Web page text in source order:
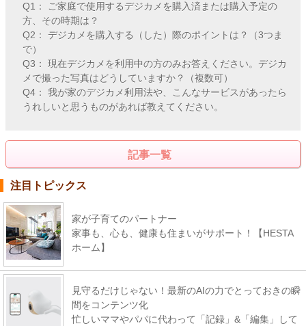
Q1： ご家庭で使用するデジカメを購入済または購入予定の
方、その時期は？
Q2： デジカメを購入する（した）際のポイントは？（3つま
で）
Q3： 現在デジカメを利用中の方のみお答えください。デジカ
メで撮った写真はどうしていますか？（複数可）
Q4： 我が家のデジカメ利用法や、こんなサービスがあったら
うれしいと思うものがあれば教えてください。
記事一覧
注目トピックス
家が子育てのパートナー
家事も、心も、健康も住まいがサポート！【HESTA
ホーム】
見守るだけじゃない！最新のAIの力でとっておきの瞬
間をコンテンツ化
忙しいママやパパに代わって「記録」&「編集」して